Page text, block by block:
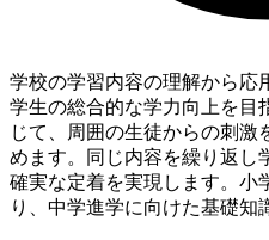
学校の学習内容の理解から応
学生の総合的な学力向上を目
じて、周囲の生徒からの刺激
めます。同じ内容を繰り返し
確実な定着を実現します。小
り、中学進学に向けた基礎知